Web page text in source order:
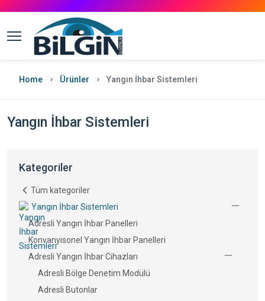
Home Ürünler Yangın İhbar Sistemleri
Yangın İhbar Sistemleri
Kategoriler
Tüm kategoriler
Yangın İhbar Sistemleri
Adresli Yangın İhbar Panelleri
Konvanyisonel Yangın İhbar Panelleri
Adresli Yangın İhbar Cihazları
Adresli Bölge Denetim Modülü
Adresli Butonlar